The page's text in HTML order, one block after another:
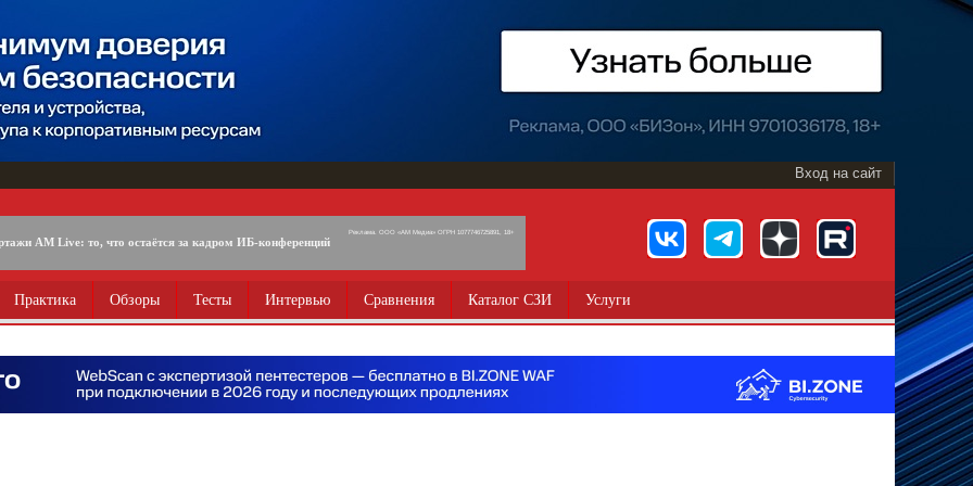
Вход на сайт
AM Live: то, что остаётся за кадром ИБ-конференций
Реклама. ООО «АМ Медиа» ОГРН 1077746725891, 18+
Практика Обзоры Тесты Интервью Сравнения Каталог СЗИ Услуги